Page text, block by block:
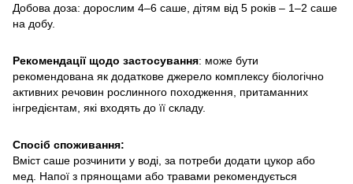
Добова доза: дорослим 4–6 саше, дітям від 5 років – 1–2 саше
на добу.
Рекомендації щодо застосування: може бути
рекомендована як додаткове джерело комплексу біологічно
активних речовин рослинного походження, притаманних
інгредієнтам, які входять до її складу.
Спосіб споживання:
Вміст саше розчинити у воді, за потреби додати цукор або
мед. Напої з прянощами або травами рекомендується